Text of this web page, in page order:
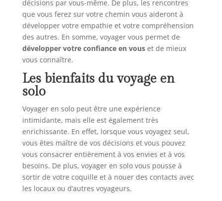
décisions par vous-même. De plus, les rencontres
que vous ferez sur votre chemin vous aideront à
développer votre empathie et votre compréhension
des autres. En somme, voyager vous permet de
développer votre confiance en vouset de mieux
vous connaître.
Les bienfaits du voyage en
solo
Voyager en solo peut être une expérience
intimidante, mais elle est également très
enrichissante. En effet, lorsque vous voyagez seul,
vous êtes maître de vos décisions et vous pouvez
vous consacrer entièrement à vos envies et à vos
besoins. De plus, voyager en solo vous pousse à
sortir de votre coquille et à nouer des contacts avec
les locaux ou d’autres voyageurs.